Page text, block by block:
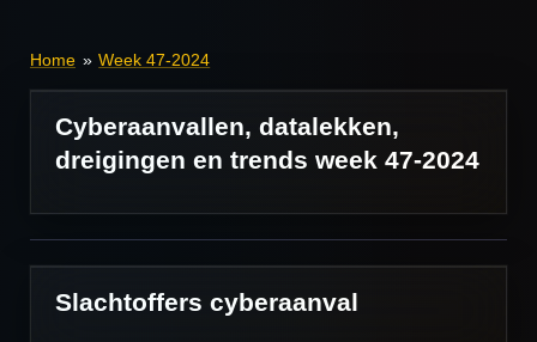
Home » Week 47-2024
Cyberaanvallen, datalekken,
dreigingen en trends week 47-2024
Slachtoffers cyberaanval